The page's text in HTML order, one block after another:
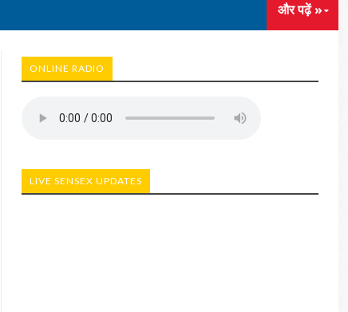
और पढ़ें »
ONLINE RADIO
LIVE SENSEX UPDATES